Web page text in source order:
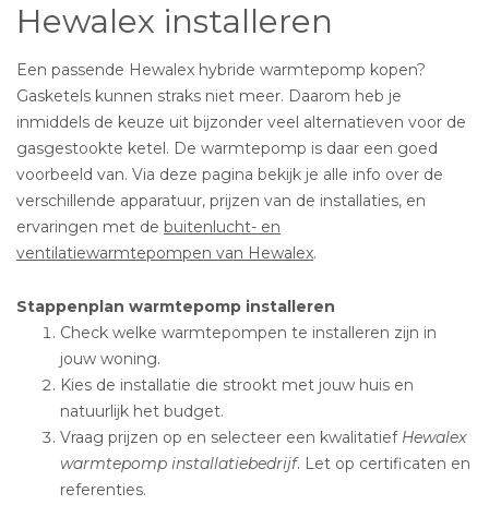
Hewalex installeren
Een passende Hewalex hybride warmtepomp kopen?
Gasketels kunnen straks niet meer. Daarom heb je
inmiddels de keuze uit bijzonder veel alternatieven voor de
gasgestookte ketel. De warmtepomp is daar een goed
voorbeeld van. Via deze pagina bekijk je alle info over de
verschillende apparatuur, prijzen van de installaties, en
ervaringen met de buitenlucht- en
ventilatiewarmtepompen van Hewalex.
Stappenplan warmtepomp installeren
Check welke warmtepompen te installeren zijn in
jouw woning.
Kies de installatie die strookt met jouw huis en
natuurlijk het budget.
Vraag prijzen op en selecteer een kwalitatief Hewalex
warmtepomp installatiebedrijf. Let op certificaten en
referenties.